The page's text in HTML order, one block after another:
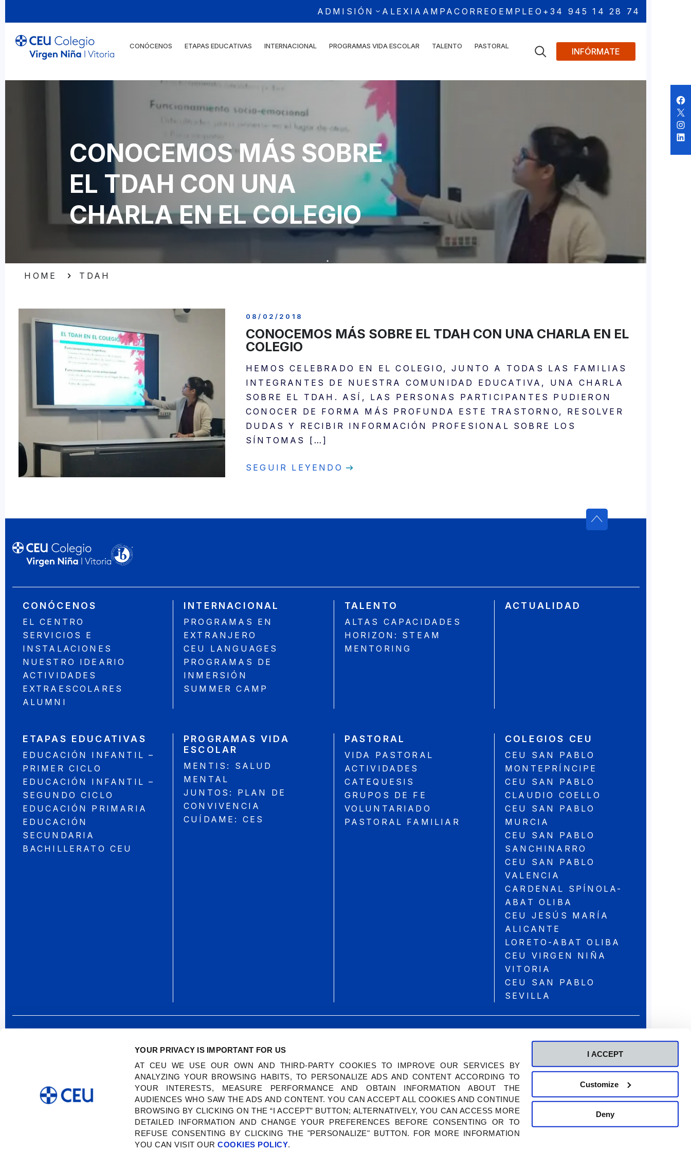
YOUR PRIVACY IS IMPORTANT FOR US
AT CEU WE USE OUR OWN AND THIRD-PARTY COOKIES TO IMPROVE OUR SERVICES BY
ANALYZING YOUR BROWSING HABITS, TO PERSONALIZE ADS AND CONTENT ACCORDING TO
YOUR INTERESTS, MEASURE PERFORMANCE AND OBTAIN INFORMATION ABOUT THE
AUDIENCES WHO SAW THE ADS AND CONTENT. YOU CAN ACCEPT ALL COOKIES AND CONTINUE
BROWSING BY CLICKING ON THE “I ACCEPT” BUTTON; ALTERNATIVELY, YOU CAN ACCESS MORE
DETAILED INFORMATION AND CHANGE YOUR PREFERENCES BEFORE CONSENTING OR TO
REFUSE CONSENTING BY CLICKING THE "PERSONALIZE" BUTTON. FOR MORE INFORMATION
YOU CAN VISIT OURCOOKIES POLICY.
I ACCEPT
Customize
Deny
ADMISIÓN ALEXIA AMPACORREO EMPLEO +34 945 14 28 74
CONÓCENOS ETAPAS EDUCATIVAS INTERNACIONAL PROGRAMAS VIDA ESCOLAR TALENTO PASTORAL
INFÓRMATE
CONOCEMOS MÁS SOBRE
EL TDAH CON UNA
CHARLA EN EL COLEGIO
HOME TDAH
08/02/2018
CONOCEMOS MÁS SOBRE EL TDAH CON UNA CHARLA EN EL
COLEGIO
HEMOS CELEBRADO EN EL COLEGIO, JUNTO A TODAS LAS FAMILIAS
INTEGRANTES DE NUESTRA COMUNIDAD EDUCATIVA, UNA CHARLA
SOBRE EL TDAH. ASÍ, LAS PERSONAS PARTICIPANTES PUDIERON
CONOCER DE FORMA MÁS PROFUNDA ESTE TRASTORNO, RESOLVER
DUDAS Y RECIBIR INFORMACIÓN PROFESIONAL SOBRE LOS
SÍNTOMAS
[…]
SEGUIR LEYENDO
CONÓCENOS
EL CENTRO
SERVICIOS E
INSTALACIONES
NUESTRO IDEARIO
ACTIVIDADES
EXTRAESCOLARES
ALUMNI
ETAPAS EDUCATIVAS
EDUCACIÓN INFANTIL –
PRIMER CICLO
EDUCACIÓN INFANTIL –
SEGUNDO CICLO
EDUCACIÓN PRIMARIA
EDUCACIÓN
SECUNDARIA
BACHILLERATO CEU
INTERNACIONAL
PROGRAMAS EN
EXTRANJERO
CEU LANGUAGES
PROGRAMAS DE
INMERSIÓN
SUMMER CAMP
PROGRAMAS VIDA
ESCOLAR
MENTIS: SALUD
MENTAL
JUNTOS: PLAN DE
CONVIVENCIA
CUÍDAME: CES
TALENTO
ALTAS CAPACIDADES
HORIZON: STEAM
MENTORING
PASTORAL
VIDA PASTORAL
ACTIVIDADES
CATEQUESIS
GRUPOS DE FE
VOLUNTARIADO
PASTORAL FAMILIAR
ACTUALIDAD
COLEGIOS CEU
CEU SAN PABLO
MONTEPRÍNCIPE
CEU SAN PABLO
CLAUDIO COELLO
CEU SAN PABLO
MURCIA
CEU SAN PABLO
SANCHINARRO
CEU SAN PABLO
VALENCIA
CARDENAL SPÍNOLA-
ABAT OLIBA
CEU JESÚS MARÍA
ALICANTE
LORETO-ABAT OLIBA
CEU VIRGEN NIÑA
VITORIA
CEU SAN PABLO
SEVILLA
PASEO DEL BATÁN, 60, 01007 VITORIA-GASTEIZ.
TELÉFONO: 945 14 28 74
2026 © FUNDACIÓN UNIVERSITARIA SAN PABLO CEU.
TODOS LOS DERECHOS RESERVADOS